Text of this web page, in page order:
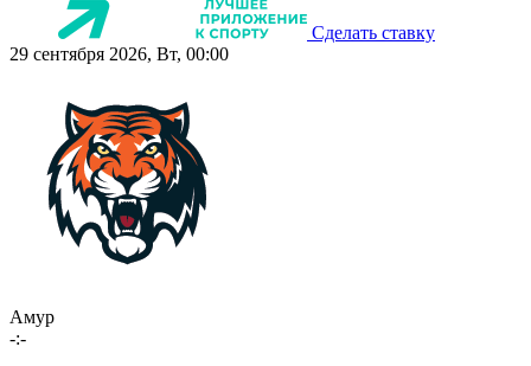
Сделать ставку
29 сентября 2026, Вт, 00:00
Амур
-:-